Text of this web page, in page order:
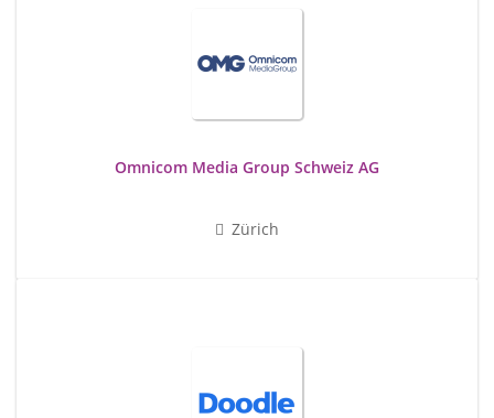
Omnicom Media Group Schweiz AG
Zürich